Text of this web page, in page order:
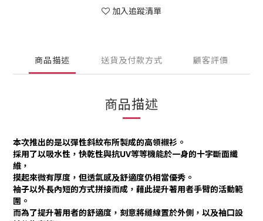
加入追蹤清單
商品描述 送貨及付款方式 顧客評價
商品描述
本次推出的是以彈性斜紋布所製成的高領襯衫。
採用了以吸水性，快乾性與抗UV等等機能於一身的十字斷面纖
維，
摸起來微有厚度，但透氣感及舒適度仍相當優秀。
袖子以外長內短的方式拼接而成，藉此提升著用者手臂的活動範
圍。
而為了提升著用者的舒適度，刻意將縫線置於外側，以及袖口設